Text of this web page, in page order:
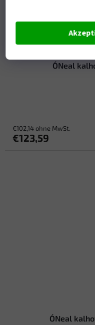
O´Neal
€102,14 ohne MwSt.
€123,59
O´Neal